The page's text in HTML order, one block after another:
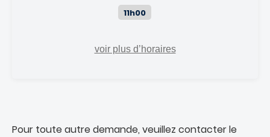
11h00
voir plus d’horaires
Pour toute autre demande, veuillez contacter le